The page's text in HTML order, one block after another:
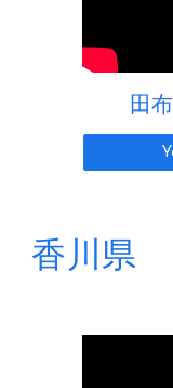
田
香川県